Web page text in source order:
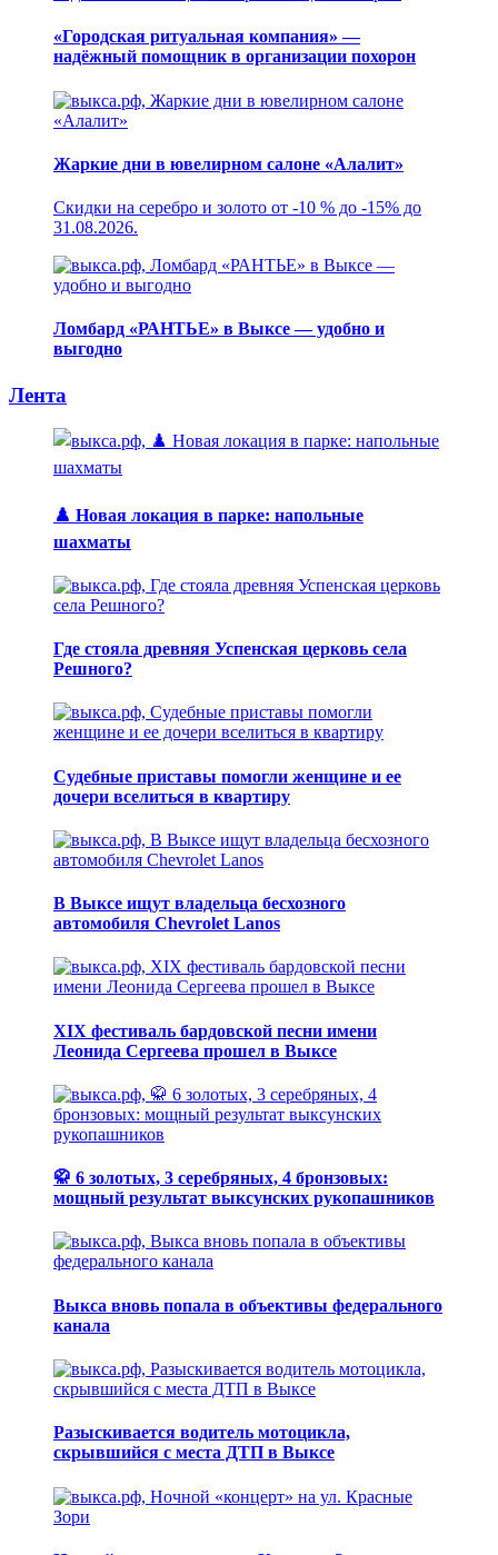
«Городская ритуальная компания» —
надёжный помощник в организации похорон
Жаркие дни в ювелирном салоне «Алалит»
Скидки на серебро и золото от -10 % до -15% до
31.08.2026.
Ломбард «РАНТЬЕ» в Выксе — удобно и
выгодно
Лента
♟️ Новая локация в парке: напольные
шахматы
Где стояла древняя Успенская церковь села
Решного?
Судебные приставы помогли женщине и ее
дочери вселиться в квартиру
В Выксе ищут владельца бесхозного
автомобиля Chevrolet Lanos
XIX фестиваль бардовской песни имени
Леонида Сергеева прошел в Выксе
🥋 6 золотых, 3 серебряных, 4 бронзовых:
мощный результат выксунских рукопашников
Выкса вновь попала в объективы федерального
канала
Разыскивается водитель мотоцикла,
скрывшийся с места ДТП в Выксе